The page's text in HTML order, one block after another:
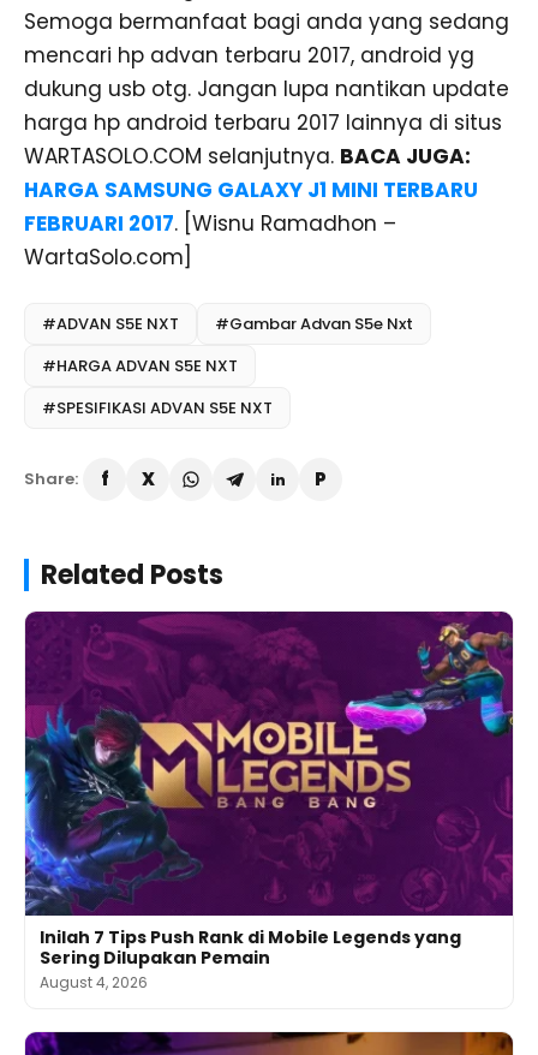
Semoga bermanfaat bagi anda yang sedang
mencari hp advan terbaru 2017, android yg
dukung usb otg. Jangan lupa nantikan update
harga hp android terbaru 2017 lainnya di situs
WARTASOLO.COM selanjutnya. BACA JUGA:
HARGA SAMSUNG GALAXY J1 MINI TERBARU
FEBRUARI 2017. [Wisnu Ramadhon –
WartaSolo.com]
#ADVAN S5E NXT
#Gambar Advan S5e Nxt
#HARGA ADVAN S5E NXT
#SPESIFIKASI ADVAN S5E NXT
Share:
Related Posts
Inilah 7 Tips Push Rank di Mobile Legends yang
Sering Dilupakan Pemain
August 4, 2026